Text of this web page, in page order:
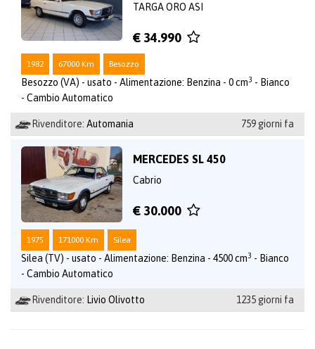
TARGA ORO ASI
€ 34.990
1982 67000 Km Besozzo
Besozzo (VA) - usato - Alimentazione: Benzina - 0 cm3 - Bianco
- Cambio Automatico
Rivenditore: Automania 759 giorni fa
MERCEDES SL 450
Cabrio
€ 30.000
1975 171000 Km Silea
Silea (TV) - usato - Alimentazione: Benzina - 4500 cm3 - Bianco
- Cambio Automatico
Rivenditore: Livio Olivotto 1235 giorni fa